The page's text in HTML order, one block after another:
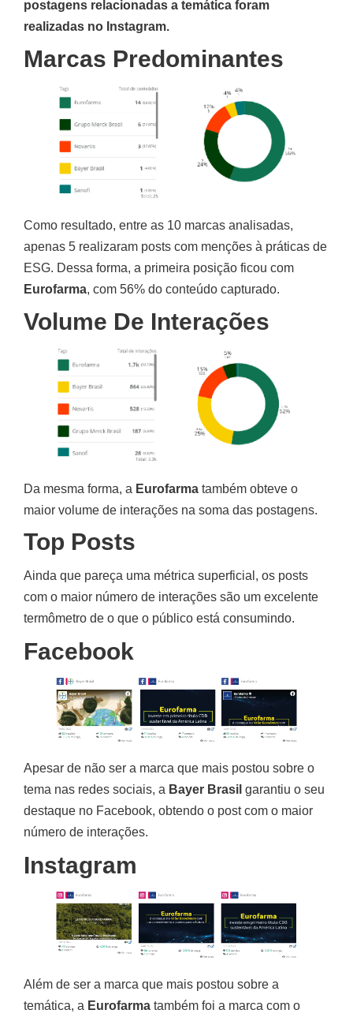
postagens relacionadas a temática foram
realizadas no Instagram.
Marcas Predominantes
Como resultado, entre as 10 marcas analisadas,
apenas 5 realizaram posts com menções à práticas de
ESG. Dessa forma, a primeira posição ficou com
Eurofarma, com 56% do conteúdo capturado.
Volume De Interações
Da mesma forma, a Eurofarma também obteve o
maior volume de interações na soma das postagens.
Top Posts
Ainda que pareça uma métrica superficial, os posts
com o maior número de interações são um excelente
termômetro de o que o público está consumindo.
Facebook
Apesar de não ser a marca que mais postou sobre o
tema nas redes sociais, a Bayer Brasil garantiu o seu
destaque no Facebook, obtendo o post com o maior
número de interações.
Instagram
Além de ser a marca que mais postou sobre a
temática, a Eurofarma também foi a marca com o